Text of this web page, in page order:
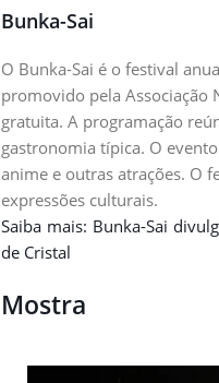
Bunka-Sai
O Bunka-Sai é o festival
promovido pela Associação
gratuita. A programação
gastronomia típica. O
anime e outras atrações. O
expressões culturais.
Saiba mais: Bunka-Sai
de Cristal
Mostra